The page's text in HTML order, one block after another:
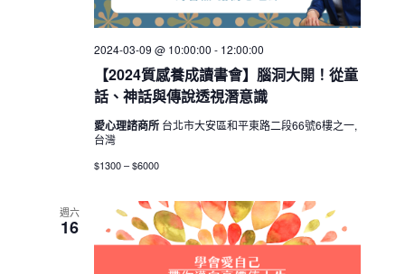
【2024質感養成讀書會】腦洞大開！從童
話、神話與傳說透視潛意識
2024-03-09 @ 10:00:00 - 12:00:00
愛心理諮商所 台北市大安區和平東路二段66號6樓之一,
台灣
$1300 – $6000
週六
16